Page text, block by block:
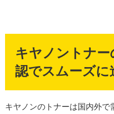
キヤノントナ
認でスムーズに
キヤノンのトナーは国内外